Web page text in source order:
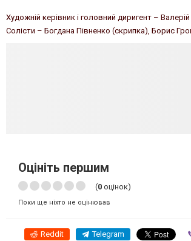
Художній керівник і головний диригент –
Солісти – Богдана Півненко (скрипка), Борис
Оцініть першим
(0 оцінок)
Поки ще ніхто не оцінював
Reddit Telegram